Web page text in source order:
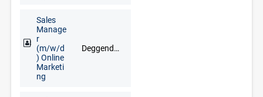
Sales
Manage
r
(m/w/d
) Online
Marketi
ng
Deggendorf, Freyung, Grafenau, Regen, Straubing, Waldkirchen, Zwiesel